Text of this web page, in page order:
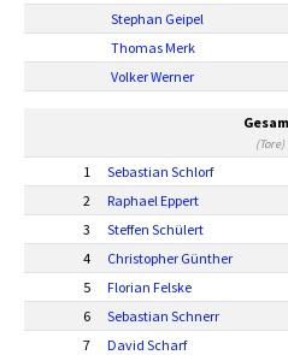
Stephan Geipel
Thomas Merk
Volker Werner
(Tore)
1 Sebastian Schlorf
2
Raphael Eppert
3
Steffen Schülert
4
Christopher Günther
5
Florian Felske
6
Sebastian Schnerr
7
David Scharf